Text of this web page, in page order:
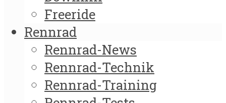
Freeride
Rennrad
Rennrad-News
Rennrad-Technik
Rennrad-Training